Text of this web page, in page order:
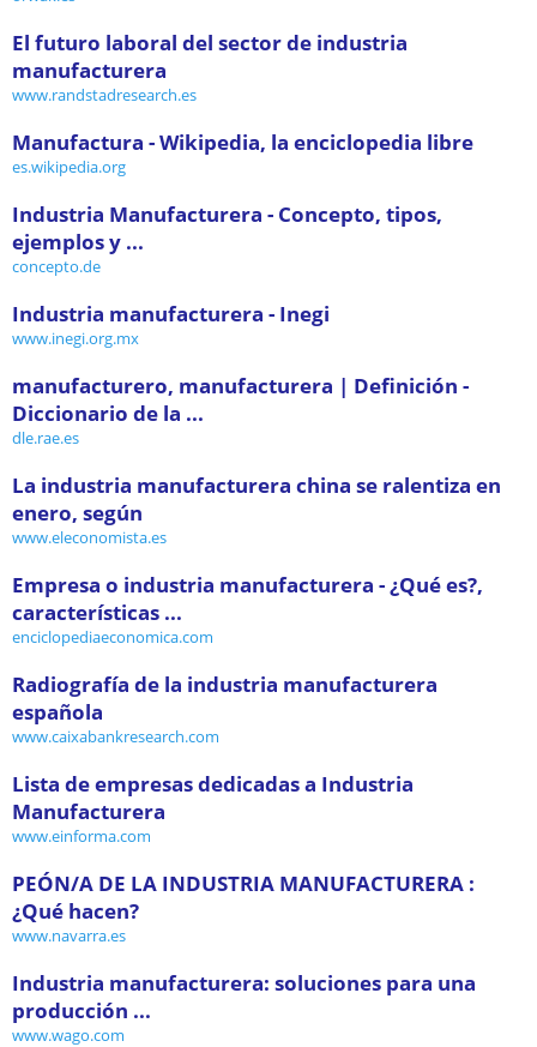
El futuro laboral del sector de industria
manufacturera
www.randstadresearch.es
Manufactura - Wikipedia, la enciclopedia libre
es.wikipedia.org
Industria Manufacturera - Concepto, tipos,
ejemplos y ...
concepto.de
Industria manufacturera - Inegi
www.inegi.org.mx
manufacturero, manufacturera | Definición -
Diccionario de la ...
dle.rae.es
La industria manufacturera china se ralentiza en
enero, según
www.eleconomista.es
Empresa o industria manufacturera - ¿Qué es?,
características ...
enciclopediaeconomica.com
Radiografía de la industria manufacturera
española
www.caixabankresearch.com
Lista de empresas dedicadas a Industria
Manufacturera
www.einforma.com
PEÓN/A DE LA INDUSTRIA MANUFACTURERA :
¿Qué hacen?
www.navarra.es
Industria manufacturera: soluciones para una
producción ...
www.wago.com